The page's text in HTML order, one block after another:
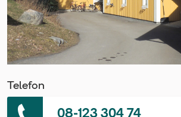
Telefon
08-123 304 74